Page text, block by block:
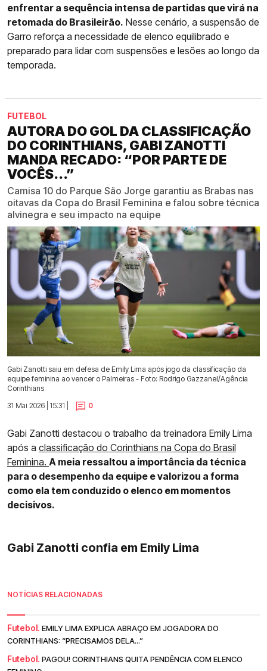
enfrentar a sequência intensa de partidas que virá na
retomada do Brasileirão. Nesse cenário, a suspensão de
Garro reforça a necessidade de elenco equilibrado e
preparado para lidar com suspensões e lesões ao longo da
temporada.
FUTEBOL
AUTORA DO GOL DA CLASSIFICAÇÃO
DO CORINTHIANS, GABI ZANOTTI
MANDA RECADO: “POR PARTE DE
VOCÊS...”
Camisa 10 do Parque São Jorge garantiu as Brabas nas
oitavas da Copa do Brasil Feminina e falou sobre técnica
alvinegra e seu impacto na equipe
Gabi Zanotti saiu em defesa de Emily Lima após jogo da classificação da
equipe feminina ao vencer o Palmeiras - Foto: Rodrigo Gazzanel/Agência
Corinthians
31 Mai 2026 | 15:31 |
0
Gabi Zanotti destacou o trabalho da treinadora Emily Lima
após a classificação do Corinthians na Copa do Brasil
Feminina. A meia ressaltou a importância da técnica
para o desempenho da equipe e valorizou a forma
como ela tem conduzido o elenco em momentos
decisivos.
Gabi Zanotti confia em Emily Lima
NOTÍCIAS RELACIONADAS
Futebol. EMILY LIMA EXPLICA ABRAÇO EM JOGADORA DO
CORINTHIANS: “PRECISAMOS DELA...”
Futebol. PAGOU! CORINTHIANS QUITA PENDÊNCIA COM ELENCO